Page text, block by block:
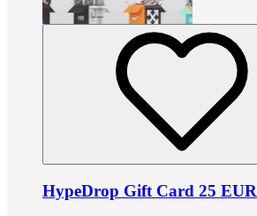
HypeDrop Gift Card 25 EUR